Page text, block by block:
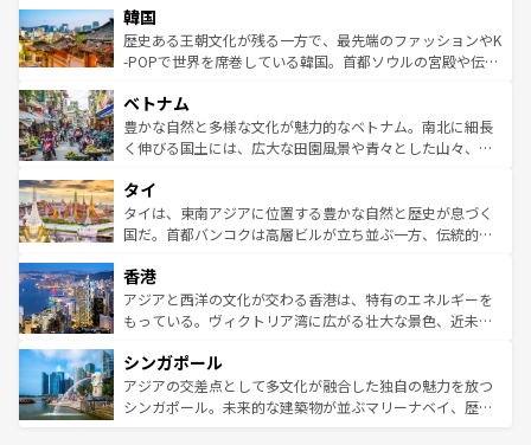
はコンテンツ一覧
いる。アクティビティも充実しており、サーフィンやダイ
ビング、ハイキングなど、アウトドア好きにはたまらな
い。オーストラリアの多彩な魅力を存分に味わいつくそ
参照してほしい。
ン）、静ひつな山岳地帯である台湾東部など、都市の喧騒
と山間の静けさが共存しており、訪れる人に新しい発見と
驚きをもたらしてくれる。また、奥深い台湾の食文化も魅
容にもいいと評判のスイーツなど、バラエティ豊かな料理
が味わえる。 なお、新着の台湾情報は コンテンツ一覧を参
照してほしい。
韓国
歴史ある王朝文化が残る一方で、最先端のファッションやK
-POPで世界を席巻している韓国。首都ソウルの宮殿や伝統
き、地方に足を延ばせば四季折々の自然美を楽しむことが
できる。そして、キムチや焼肉、絶品のストリートフード
まで、さまざまな韓国料理が待っている。夜には、韓国な
リティに包まれながら、韓国の多彩な魅力を心ゆくまで味
わってみてほしい。 なお、新着の韓国情報はコンテンツ一
覧を参照してほしい。
ベトナム
豊かな自然と多様な文化が魅力的なベトナム。南北に細長
く伸びる国土には、広大な田園風景や青々とした山々、世
急速な発展と共に伝統が息づく。ハノイの古い町並みやホ
ーチミン市のフランス統治時代の建物も、独特の雰囲気を
醸し出している。また、バラエティの豊かさとおいしさで
とつ。フォーやバインミー、ベトナムコーヒーなどは、ぜ
ひ現地で味わいたい。どの地域を訪れてもあたたかい人々
が旅行者を迎えてくれるので、きっと忘れられない旅にな
参照してほしい。
タイ
タイは、東南アジアに位置する豊かな自然と歴史が息づく
国だ。首都バンコクは高層ビルが立ち並ぶ一方、伝統的な
の活気が交差している。北部ではチェンマイなどの山岳地
帯で自然と触れ合い、南部ではプーケットやクラビの美し
いビーチでリゾート気分を楽しむことができる。タイ料理
激する。気候は一年中温暖で、どの季節にも異なる楽しみ
が待っている。親しみやすいタイの人々、仏教を中心とし
た文化、そして多様な観光資源が、訪れる旅人を魅了し続
香港
アジアと西洋の文化が交わる香港は、特有のエネルギーを
もっている。ヴィクトリア湾に広がる壮大な景色、近未来
み、どこを訪れても感動するはず。観光スポットが密集し
ており、効率よく見どころを回れるのも魅力。息をのむよ
うな絶景から文化的な体験まで、香港を存分に楽しみ尽く
シンガポール
アジアの交差点として多文化が融合した独自の魅力を放つ
シンガポール。未来的な建築物が並ぶマリーナベイ、歴史